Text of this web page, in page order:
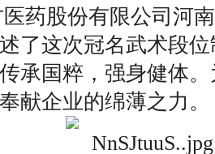
药股份有限公司河
了这次冠名武术段
承国粹，强身健体
献企业的绵薄之力。